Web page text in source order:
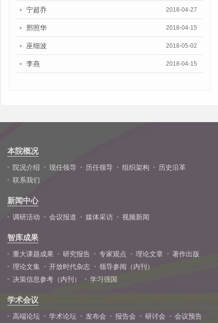
宁超乔 2018-04-27
邢照华 2018-04-15
巫细波 2018-05-02
李燕 2018-04-15
本院概况
院况介绍 现任领导 历任领导 组织架构
历史沿革
联系我们
新闻中心
调研活动 会议报道 媒体采访 视频新闻
智库成果
重大课题成果 研究报告 专家观点 理论文章
著作出版
理论文集
开放时代杂志
领导参阅（内刊）
决策信息参考（内刊）
学习强国
学术会议
高端论坛 学术论坛 发布会 报告会 研讨会 会议预告